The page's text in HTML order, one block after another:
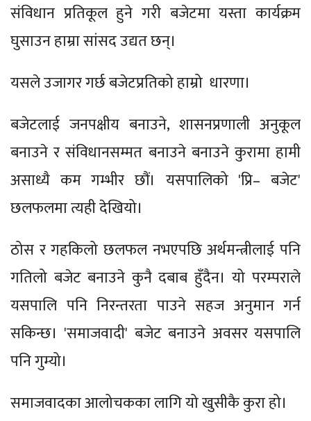
संविधान प्रतिकूल हुने गरी बजेटमा यस्ता कार्यक्रम
घुसाउन हाम्रा सांसद उद्यत छन्।
यसले उजागर गर्छ बजेटप्रतिको हाम्रो धारणा।
बजेटलाई जनपक्षीय बनाउने, शासनप्रणाली अनुकूल
बनाउने र संविधानसम्मत बनाउने बनाउने कुरामा हामी
असाध्यै कम गम्भीर छौं। यसपालिको 'प्रि– बजेट'
छलफलमा त्यही देखियो।
ठोस र गहकिलो छलफल नभएपछि अर्थमन्त्रीलाई पनि
गतिलो बजेट बनाउने कुनै दबाब हुँदैन। यो परम्पराले
यसपालि पनि निरन्तरता पाउने सहज अनुमान गर्न
सकिन्छ। 'समाजवादी' बजेट बनाउने अवसर यसपालि
पनि गुम्यो।
समाजवादका आलोचकका लागि यो खुसीकै कुरा हो।